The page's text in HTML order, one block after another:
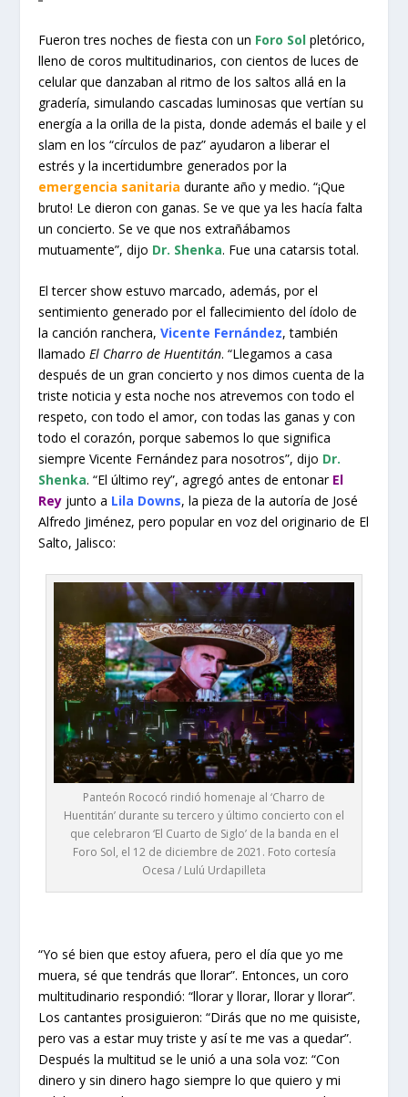
Fueron tres noches de fiesta con un Foro Sol pletórico,
lleno de coros multitudinarios, con cientos de luces de
celular que danzaban al ritmo de los saltos allá en la
gradería, simulando cascadas luminosas que vertían su
energía a la orilla de la pista, donde además el baile y el
slam en los “círculos de paz” ayudaron a liberar el
estrés y la incertidumbre generados por la
emergencia sanitaria durante año y medio. “¡Que
bruto! Le dieron con ganas. Se ve que ya les hacía falta
un concierto. Se ve que nos extrañábamos
mutuamente”, dijo Dr. Shenka. Fue una catarsis total.
El tercer show estuvo marcado, además, por el
sentimiento generado por el fallecimiento del ídolo de
la canción ranchera,Vicente Fernández, también
llamadoEl Charro de Huentitán. “Llegamos a casa
después de un gran concierto y nos dimos cuenta de la
triste noticia y esta noche nos atrevemos con todo el
respeto, con todo el amor, con todas las ganas y con
todo el corazón, porque sabemos lo que significa
siempre Vicente Fernández para nosotros”, dijo Dr.
Shenka. “El último rey”, agregó antes de entonar El
Rey junto a Lila Downs, la pieza de la autoría de José
Alfredo Jiménez, pero popular en voz del originario de El
Salto, Jalisco:
Panteón Rococó rindió homenaje al ‘Charro de
Huentitán’ durante su tercero y último concierto con el
que celebraron ‘El Cuarto de Siglo’ de la banda en el
Foro Sol, el 12 de diciembre de 2021. Foto cortesía
Ocesa / Lulú Urdapilleta
“Yo sé bien que estoy afuera, pero el día que yo me
muera, sé que tendrás que llorar”. Entonces, un coro
multitudinario respondió: “llorar y llorar, llorar y llorar”.
Los cantantes prosiguieron: “Dirás que no me quisiste,
pero vas a estar muy triste y así te me vas a quedar”.
Después la multitud se le unió a una sola voz: “Con
dinero y sin dinero hago siempre lo que quiero y mi